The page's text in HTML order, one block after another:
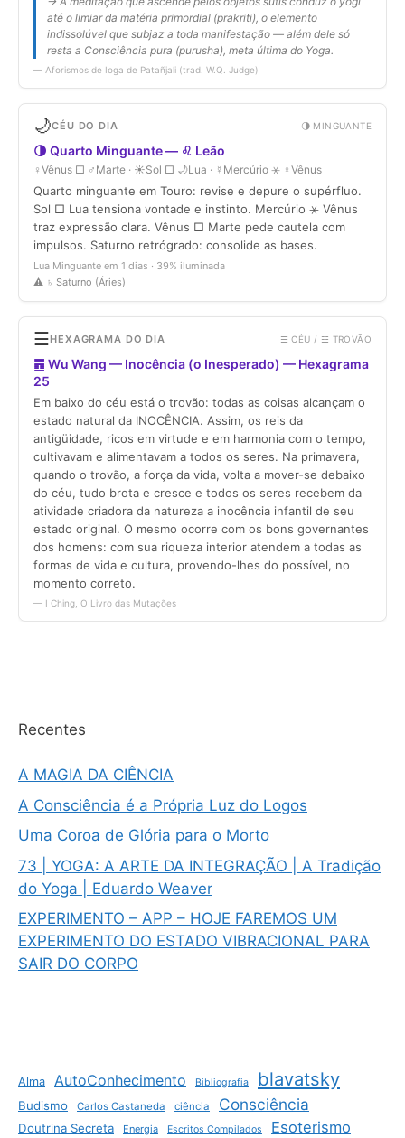
Recentes
A MAGIA DA CIÊNCIA
A Consciência é a Própria Luz do Logos
Uma Coroa de Glória para o Morto
73 | YOGA: A ARTE DA INTEGRAÇÃO | A Tradição
do Yoga | Eduardo Weaver
EXPERIMENTO – APP – HOJE FAREMOS UM
EXPERIMENTO DO ESTADO VIBRACIONAL PARA
SAIR DO CORPO
Alma AutoConhecimento Bibliografia blavatsky
Budismo Carlos Castaneda ciência Consciência
Doutrina Secreta Energia Escritos Compilados Esoterismo